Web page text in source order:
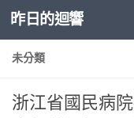
Skip to content
昨日的迴響
未分類
浙江省國民病